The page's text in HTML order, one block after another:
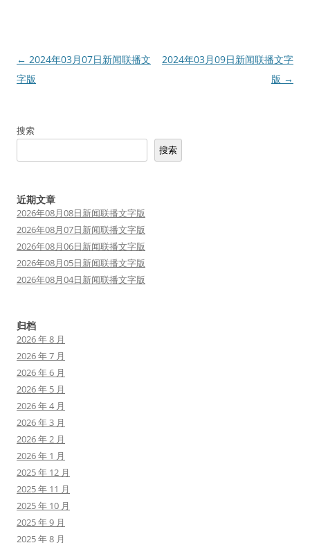
文
章
← 2024年03月07日新闻联播文
字版
2024年03月09日新闻联播文字
版 →
搜索
搜索
近期文章
2026年08月08日新闻联播文字版
2026年08月07日新闻联播文字版
2026年08月06日新闻联播文字版
2026年08月05日新闻联播文字版
2026年08月04日新闻联播文字版
归档
2026 年 8 月
2026 年 7 月
2026 年 6 月
2026 年 5 月
2026 年 4 月
2026 年 3 月
2026 年 2 月
2026 年 1 月
2025 年 12 月
2025 年 11 月
2025 年 10 月
2025 年 9 月
2025 年 8 月